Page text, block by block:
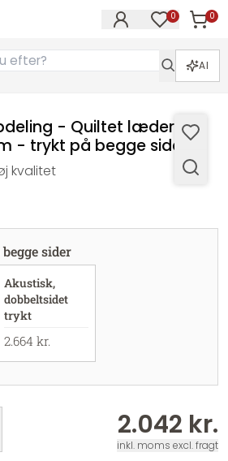
0 0
Varer
AI
- Quiltet læder , 5-
- trykt på begge sider
kvalitet
sider
Akustisk,
dobbeltsidet
trykt
2.664 kr.
2.042 kr.
inkl. moms excl. fragt